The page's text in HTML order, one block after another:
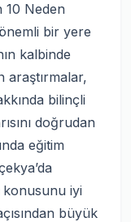
10 Neden
bir yere
kalbinde
araştırmalar,
bilinçli
doğrudan
eğitim
konusunu iyi
büyük